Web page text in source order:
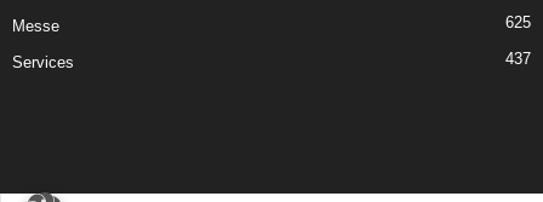
Messe 625
Services 437